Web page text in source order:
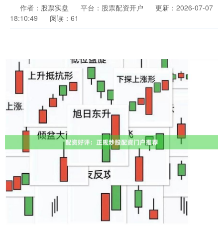
作者：股票实盘 平台：股票配资开户
更新：2026-07-07
18:10:49
阅读：61